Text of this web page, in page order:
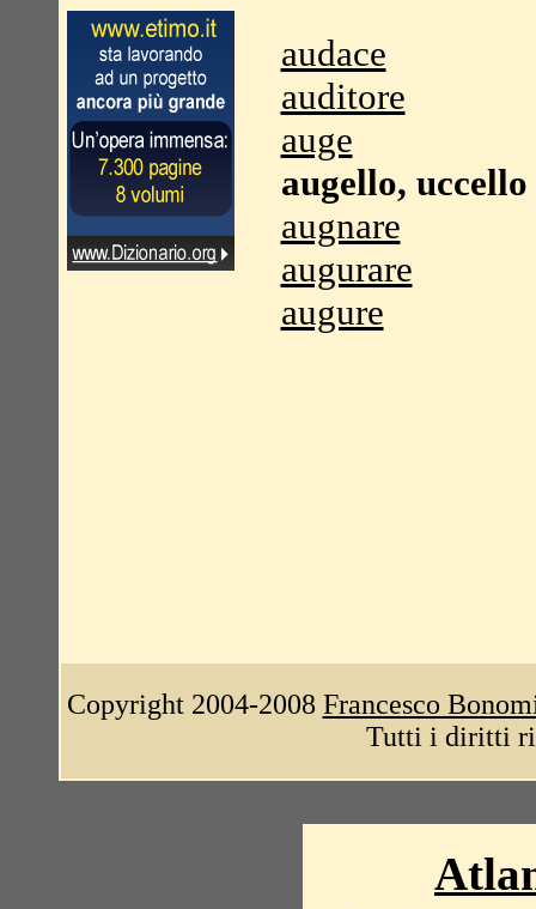
audace
auditore
auge
augello, uccello
augnare
augurare
augure
Copyright 2004-2008 Francesco
Tutti i diritti